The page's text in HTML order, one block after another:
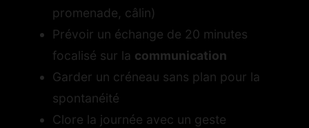
promenade, câlin)
Prévoir un échange de 20 minutes
focalisé sur la communication
Garder un créneau sans plan pour la
spontanéité
Clore la journée avec un geste